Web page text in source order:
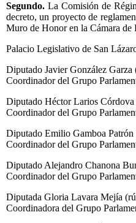
Segundo. La Comisión de
decreto, un proyecto de
Muro de Honor en la Cámara de
Palacio Legislativo de San
Diputado Javier González Garza
Coordinador del Grupo
Diputado Héctor Larios
Coordinador del Grupo
Diputado Emilio Gamboa Patrón
Coordinador del Grupo
Diputado Alejandro Chanona
Coordinador del Grupo
Diputada Gloria Lavara Mejía
Coordinadora del Grupo